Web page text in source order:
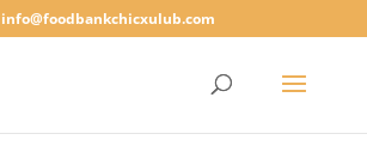
info@foodbankchicxulub.com